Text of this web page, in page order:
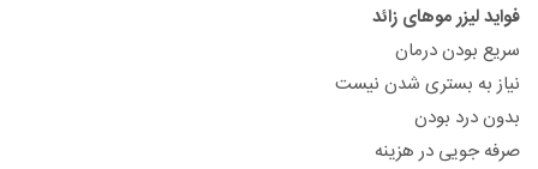
فواید لیزر موهای زائد
سریع بودن درمان
نیاز به بستری شدن نیست
بدون درد بودن
صرفه جویی در هزینه